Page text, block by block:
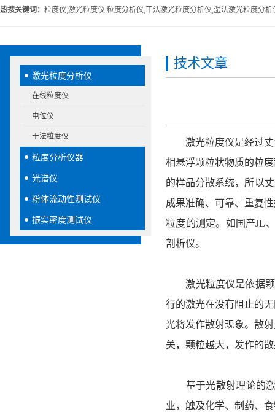
热搜关键词： 粒度仪,激光粒度仪,粒度分析仪,干法激光粒度分析仪,湿法激光粒度分析
激光粒度分析仪
在线粒度仪
电位仪
干法粒度仪
粒度分析仪器
光谱仪
粉体流动性测试仪
振实密度测试仪
技术文章
激光粒度仪是经过丈
相悬浮颗粒状物质的粒
的样品分散系统，所以
成果准确、可靠、重复
粒度的测定。如国产JL
剖析仪。
激光粒度仪是依据颗
行的激光在没有阻止的
光将发作散射现象。散
关，颗粒越大，发作的
基于光散射理论的激
业，触及化学、制药、